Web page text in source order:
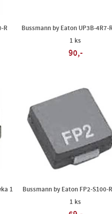
R
Bussmann by Eaton UP3B-4R7-
1 ks
90,-
1
Bussmann by Eaton FP2-S100-
1 ks